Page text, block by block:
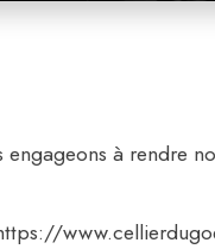
à rendre